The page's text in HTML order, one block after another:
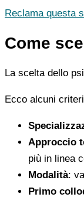
Reclama questa
Come
La scelta dello
Ecco alcuni
Approccio
più in linea
Modalità:
Primo